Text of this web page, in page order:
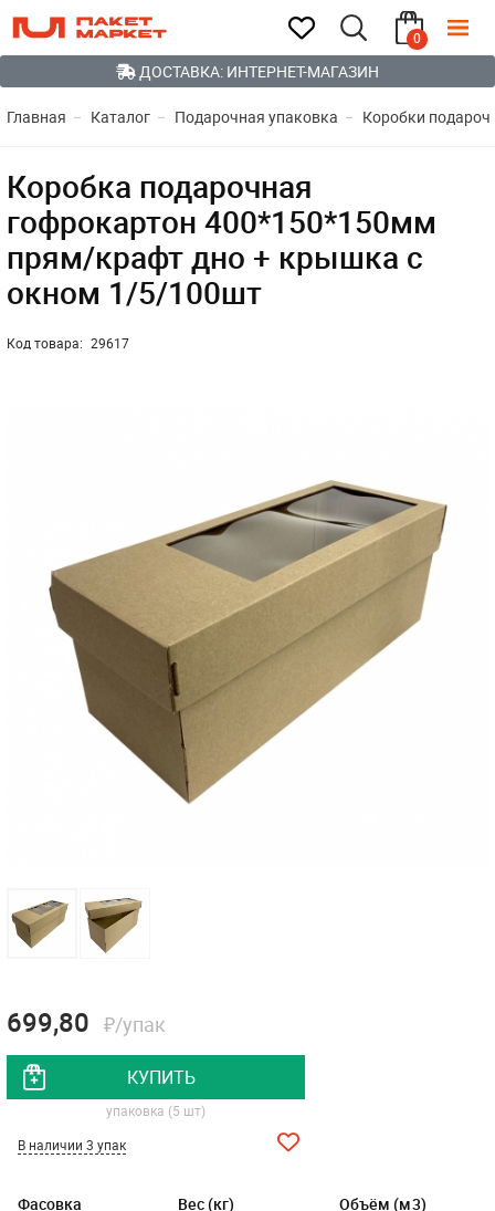
0
ДОСТАВКА: ИНТЕРНЕТ-МАГАЗИН
Главная Каталог Подарочная упаковка Коробки
Коробка подарочная
гофрокартон 400*150*150мм
прям/крафт дно + крышка с
окном 1/5/100шт
Код товара: 29617
Фасовка Вес (кг) Объём (м3)
699,80 ₽/упак
КУПИТЬ
упаковка (5 шт)
В наличии 3 упак